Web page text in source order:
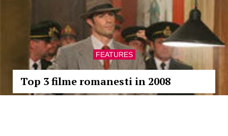
FEATURES
Top 3 filme romanesti in 2008